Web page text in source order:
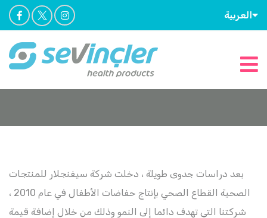
العربية
بعد دراسات جدوى طويلة ، دخلت شركة سيفنجلار للمنتجات
الصحية القطاع الصحي بإنتاج حفاضات الأطفال في عام 2010 ،
شركتنا التي تهدف دائما إلى النمو وذلك من خلال إضافة قيمة